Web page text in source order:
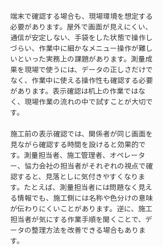
端末で確認する場合も、現場環境を想定する
必要があります。屋外で画面が見えにくい、
通信が安定しない、手袋をした状態で操作し
づらい、作業中に細かなメニュー操作が難し
いといった実務上の課題があります。測量成
果を現場で使うには、データの正しさだけで
なく、作業中に使える操作性も確認する必要
があります。表示確認は机上の作業ではな
く、現場作業の流れの中で試すことが大切で
す。
施工前の表示確認では、関係者が同じ画面を
見ながら確認する時間を設けると効果的で
す。測量担当者、施工管理者、オペレータ
ー、協力会社の担当者がそれぞれの視点で確
認すると、見落としに気付きやすくなりま
す。たとえば、測量担当者には問題なく見え
る情報でも、施工側には名称や色分けの意味
が伝わりにくいことがあります。逆に、施工
担当者が気にする作業手順を聞くことで、デ
ータの整理方法を改善できる場合もありま
す。